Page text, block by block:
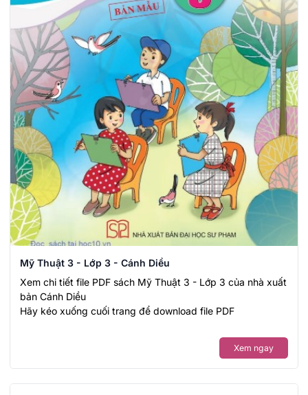
Mỹ Thuật 3 - Lớp 3 - Cánh Diều
Xem chi tiết file PDF sách Mỹ Thuật 3 - Lớp 3 của nhà xuất
bản Cánh Diều
Hãy kéo xuống cuối trang để download file PDF
Xem ngay